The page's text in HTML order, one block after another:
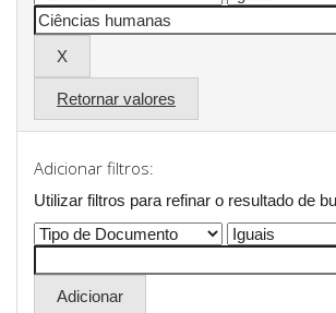
Retornar valores
Adicionar filtros:
Utilizar filtros para refinar o resultado de